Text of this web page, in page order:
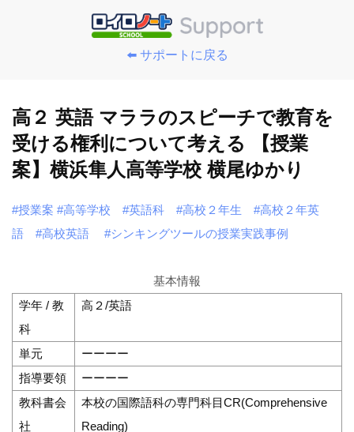
⬅️ サポートに戻る
高２ 英語 マララのスピーチで教育を
受ける権利について考える 【授業
案】横浜隼人高等学校 横尾ゆかり
#授業案 #高等学校 #英語科 #高校２年生
#高校２年英
語
#高校英語 #シンキングツールの授業実践事例
基本情報
学年 / 教
科
高２/英語
単元
ーーーー
指導要領
ーーーー
教科書会
社
本校の国際語科の専門科目CR(Comprehensive
Reading)